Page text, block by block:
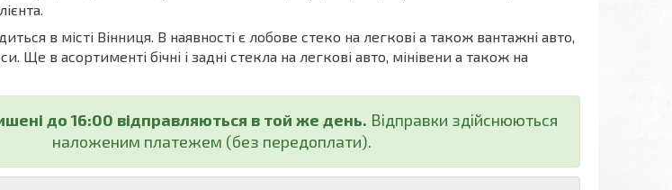
в місті Вінниця. В наявності є лобове стеко на легкові а також вантажні авто,
Ще в асортименті бічні і задні стекла на легкові авто, мінівени а також на
до 16:00 відправляються в той же день. Відправки здійснюються
наложеним платежем (без передоплати).